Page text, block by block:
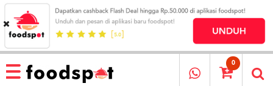
HOME
MENU 0